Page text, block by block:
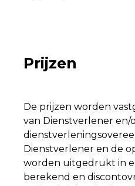
Prijzen
De prijzen worden
van Dienstverlener en/
Dienstverlener en de
worden uitgedrukt in
berekend en